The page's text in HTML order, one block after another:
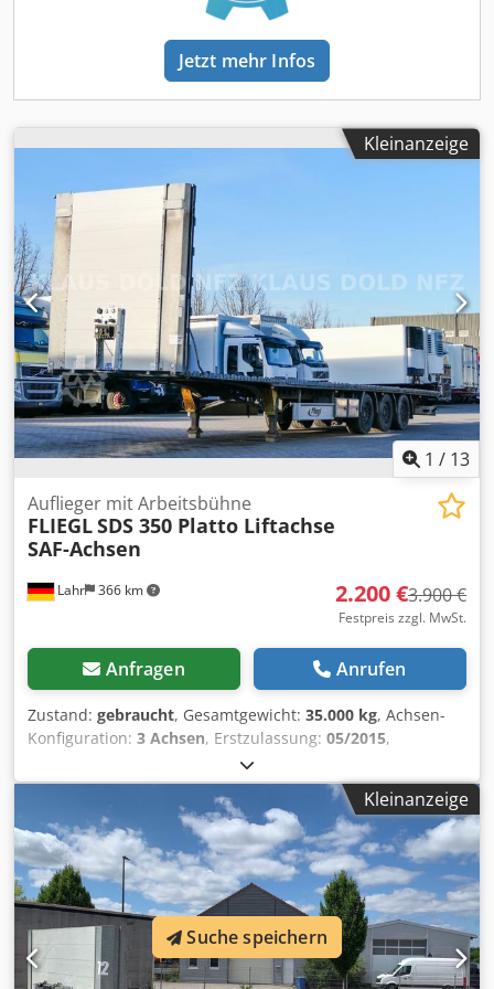
Schriftzüge wurden digital entfernt.-----Gerne stehen wir
Ihnen für alle Formalitäten, welche beim Kauf eines
Fahrzeugs anfallen, mit Rat und Tat zur Seite.Teilen Sie
uns einfach Ihre Wünsche und Anregungen mit und wir
gegen Aufpreis die folgendenden Dienstleistungen
anbieten:----Inzahlungnahme Ihres alten FahrzeugsTÜV/SP
AbnahmeKomplette ExportabwicklungVermittlung von
FinanzierungenBeantragung von
ExportkennzeichenÜberführung von FahrzeugenZulassung
von FahrzeugenBergungen und Fahrzeugtransporte----?IHR
VTS TEAM
Jetzt mehr Infos
Kleinanzeige
1 / 13
Lahr 366 km
Auflieger mit Arbeitsbühne
FLIEGLSDS 350 Platto Liftachse
SAF-Achsen
2.200 €3.900 €
Festpreis zzgl. MwSt.
Anfragen Anrufen
Zustand: gebraucht, Gesamtgewicht: 35.000 kg, Achsen-
Konfiguration: 3 Achsen, Erstzulassung: 05/2015,
, Laderaumbreite:
Ausstattung:ABS, Fliegl SDS 350 Platto Liftachse SAF-
Achsen Int. Nr. für Anfragen: 1225958 Cedoyavigjpfx Ac
Hsrf * ABS * EBS * 3-Achsen luftgefedert * Liftachse *
Scheibenbremsen * SAF Achsen Laderaumlänge : Länge :
13.600 mm * Breite : 2.520 mm Reifen : 1.Achse : 385 / 55 R
19,5 30% luftgefedert / Liftachse 2.Achse : 385 / 55 R 19,5
30% luftgefedert 3.Achse : 385 / 55 R 19,5 30% luftgefedert
----Preis: 2.200,- EUR + 19 % MwSt Für weitere Fragen
können Sie uns unter folgenden Rufnummern erreichen: *
Kleinanzeige
Suche speichern